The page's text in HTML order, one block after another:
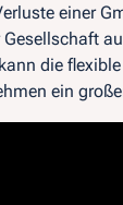
einer
die
ein